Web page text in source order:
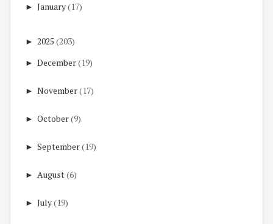
► January(17)
► 2025 (203)
► December(19)
► November(17)
► October(9)
► September(19)
► August(6)
► July(19)